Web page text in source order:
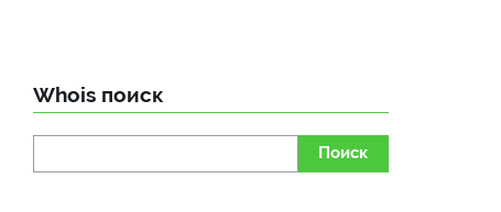
Whois поиск
Поиск